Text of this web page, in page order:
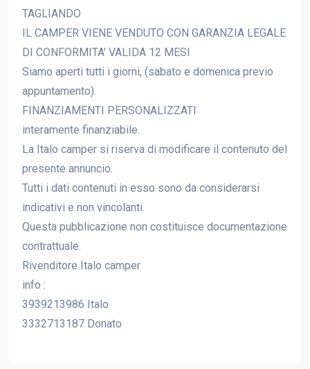
TAGLIANDO
IL CAMPER VIENE VENDUTO CON GARANZIA LEGALE
DI CONFORMITA' VALIDA 12 MESI
Siamo aperti tutti i giorni, (sabato e domenica previo
appuntamento).
FINANZIAMENTI PERSONALIZZATI
interamente finanziabile.
La Italo camper si riserva di modificare il contenuto del
presente annuncio.
Tutti i dati contenuti in esso sono da considerarsi
indicativi e non vincolanti.
Questa pubblicazione non costituisce documentazione
contrattuale.
Rivenditore Italo camper
info :
3939213986 Italo
3332713187 Donato